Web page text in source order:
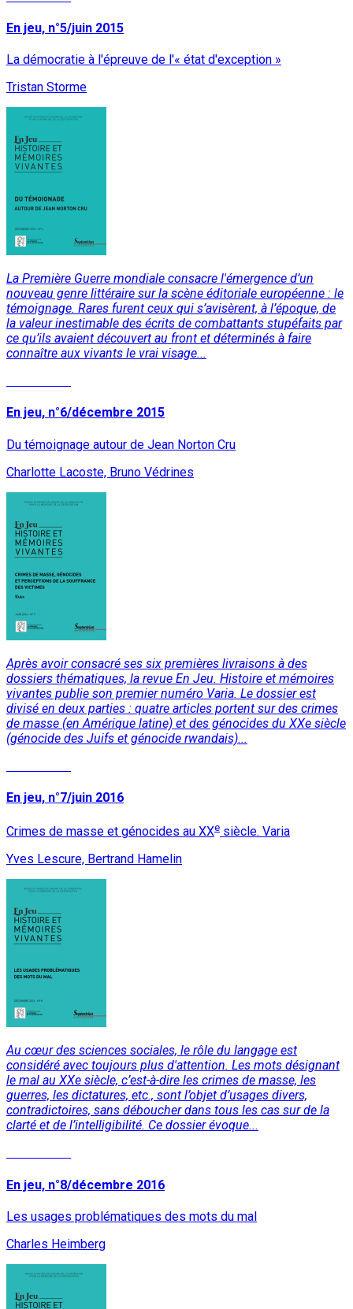
En jeu, n°5/juin 2015
La démocratie à l'épreuve de l'« état d'exception »
Tristan Storme
La Première Guerre mondiale consacre l'émergence d’un
nouveau genre littéraire sur la scène éditoriale européenne : le
témoignage. Rares furent ceux qui s’avisèrent, à l’époque, de
la valeur inestimable des écrits de combattants stupéfaits par
ce qu’ils avaient découvert au front et déterminés à faire
connaître aux vivants le vrai visage...
En jeu, n°6/décembre 2015
Du témoignage autour de Jean Norton Cru
Charlotte Lacoste, Bruno Védrines
Après avoir consacré ses six premières livraisons à des
dossiers thématiques, la revue En Jeu. Histoire et mémoires
vivantes publie son premier numéro Varia. Le dossier est
divisé en deux parties : quatre articles portent sur des crimes
de masse (en Amérique latine) et des génocides du XXe siècle
(génocide des Juifs et génocide rwandais)...
En jeu, n°7/juin 2016
Crimes de masse et génocides au XXe siècle. Varia
Yves Lescure, Bertrand Hamelin
Au cœur des sciences sociales, le rôle du langage est
considéré avec toujours plus d'attention. Les mots désignant
le mal au XXe siècle, c’est-à-dire les crimes de masse, les
guerres, les dictatures, etc., sont l’objet d’usages divers,
contradictoires, sans déboucher dans tous les cas sur de la
clarté et de l’intelligibilité. Ce dossier évoque...
En jeu, n°8/décembre 2016
Les usages problématiques des mots du mal
Charles Heimberg